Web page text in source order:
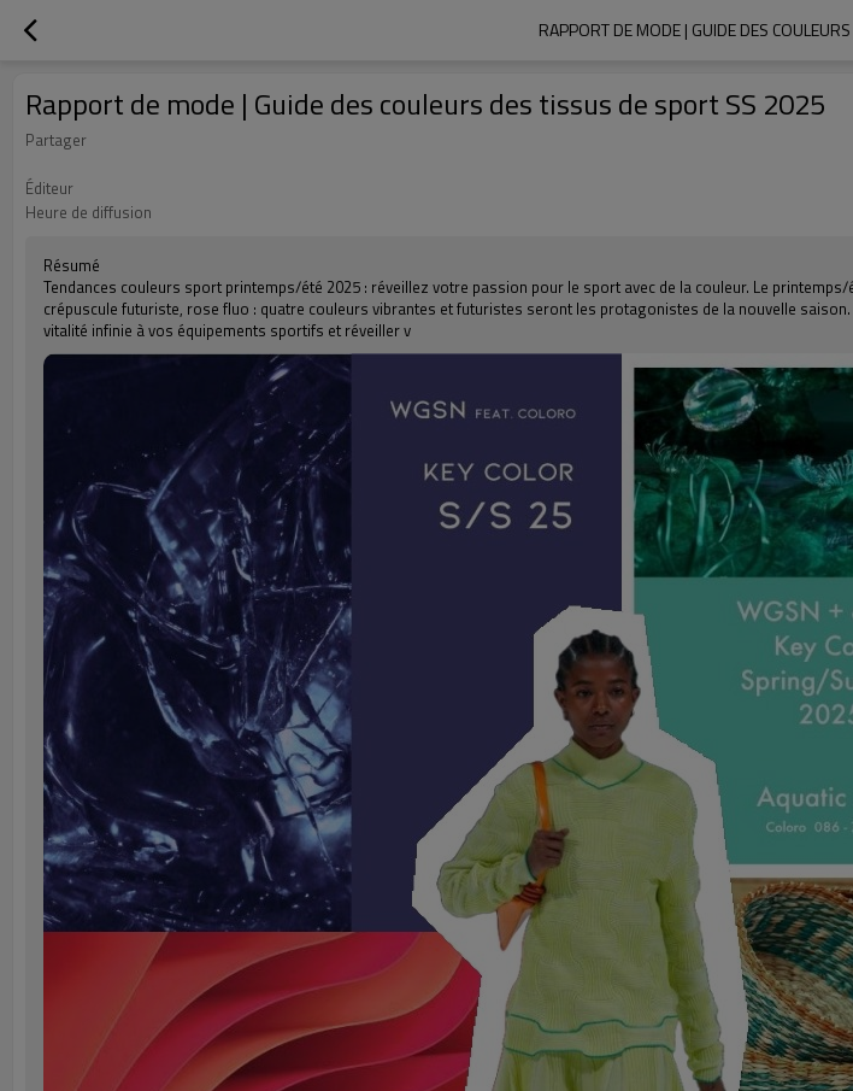
RAPPORT DE MODE | GUIDE DES
Rapport de mode | Guide des couleurs des tissus de sport SS 2025
Partager
Éditeur
Heure de diffusion
Résumé
Tendances couleurs sport printemps/été 2025 : réveillez votre passion pour le sport avec de la couleur. Le
crépuscule futuriste, rose fluo : quatre couleurs vibrantes et futuristes seront les protagonistes de la nouvelle
vitalité infinie à vos équipements sportifs et réveiller v